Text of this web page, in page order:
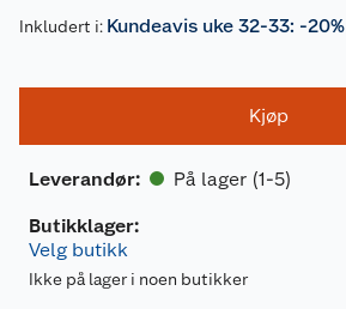
Inkludert i: Kundeavis uke 32-33: -20%
Kjøp
Leverandør: På lager (1-5)
Butikklager:
Velg butikk
Ikke på lager i noen butikker